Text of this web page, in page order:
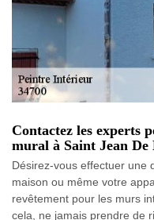
Contactez les experts
mural à Saint Jean
Désirez-vous effectuer une
maison ou même votre
revêtement pour les murs
cela, ne jamais prendre de